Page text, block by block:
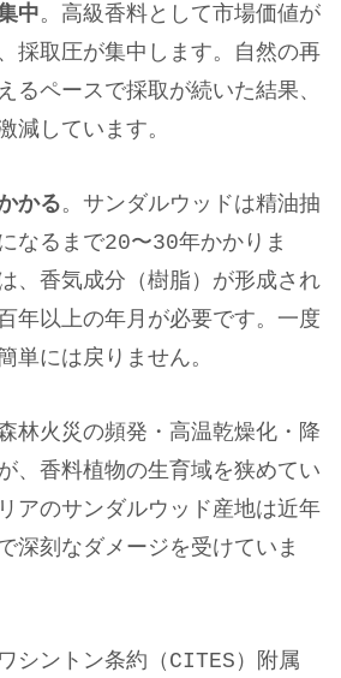
中。高級香料として市場価値が
採取圧が集中します。自然の再
るペースで採取が続いた結果、
減しています。
かる。サンダルウッドは精油抽
なるまで20〜30年かかりま
、香気成分（樹脂）が形成され
年以上の年月が必要です。一度
単には戻りません。
林火災の頻発・高温乾燥化・降
、香料植物の生育域を狭めてい
アのサンダルウッド産地は近年
深刻なダメージを受けていま
シントン条約（CITES）附属